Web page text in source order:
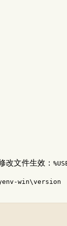
改文件生效：
win\version